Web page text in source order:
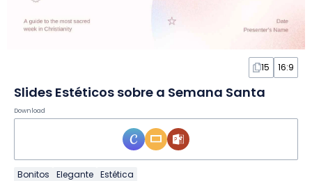
15 16:9
Slides Estéticos sobre a Semana Santa
Download
Bonitos Elegante Estética